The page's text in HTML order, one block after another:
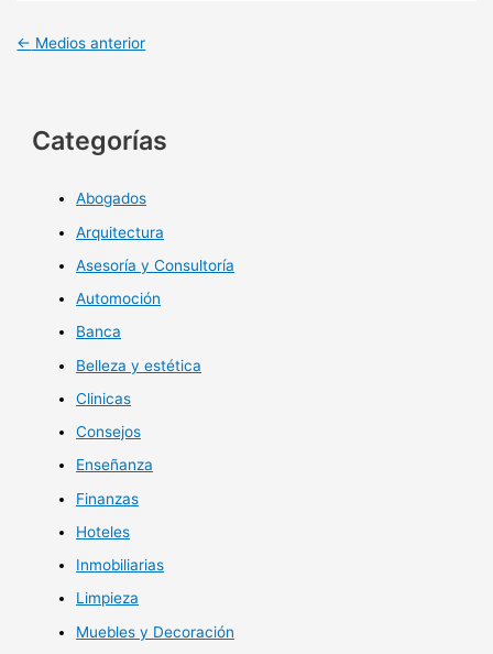
← Medios anterior
Categorías
Abogados
Arquitectura
Asesoría y Consultoría
Automoción
Banca
Belleza y estética
Clinicas
Consejos
Enseñanza
Finanzas
Hoteles
Inmobiliarias
Limpieza
Muebles y Decoración